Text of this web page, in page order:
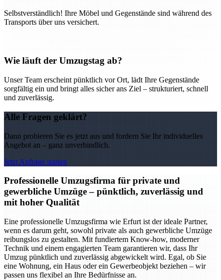
Selbstverständlich! Ihre Möbel und Gegenstände sind während des
Transports über uns versichert.
Wie läuft der Umzugstag ab?
Unser Team erscheint pünktlich vor Ort, lädt Ihre Gegenstände
sorgfältig ein und bringt alles sicher ans Ziel – strukturiert, schnell
und zuverlässig.
Alle Fragen geklärt?
Dann probieren Sie es jetzt aus und fordern Sie Ihr individuelles
Angebot an – ganz unverbindlich.
Jetzt Anfrage starten
Professionelle Umzugsfirma für private und
gewerbliche Umzüge – pünktlich, zuverlässig und
mit hoher Qualität
Eine professionelle Umzugsfirma wie Erfurt ist der ideale Partner,
wenn es darum geht, sowohl private als auch gewerbliche Umzüge
reibungslos zu gestalten. Mit fundiertem Know-how, moderner
Technik und einem engagierten Team garantieren wir, dass Ihr
Umzug pünktlich und zuverlässig abgewickelt wird. Egal, ob Sie
eine Wohnung, ein Haus oder ein Gewerbeobjekt beziehen – wir
passen uns flexibel an Ihre Bedürfnisse an.